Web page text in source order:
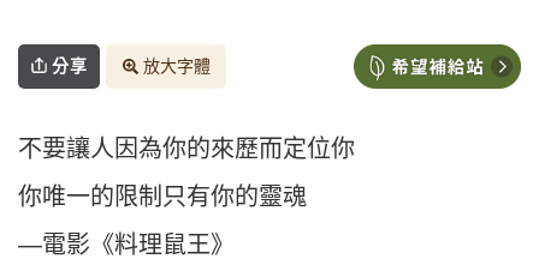
分享 放大字體
不要讓人因為你的來歷而定位你
你唯一的限制只有你的靈魂
—電影《料理鼠王》